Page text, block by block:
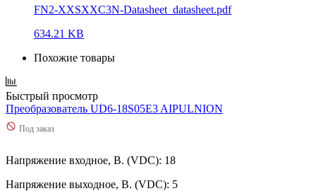
FN2-XXSXXC3N-Datasheet_datasheet.pdf
634.21 KB
Похожие товары
Быстрый просмотр
Преобразователь UD6-18S05E3 AIPULNION
Под заказ
Напряжение входное, В. (VDC): 18
Напряжение выходное, В. (VDC): 5